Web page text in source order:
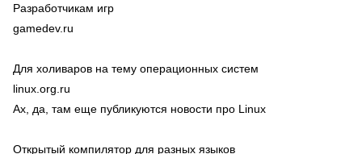
Разработчикам игр
gamedev.ru
Для холиваров на тему операционных систем
linux.org.ru
Ах, да, там еще публикуются новости про Linux
Открытый компилятор для разных языков